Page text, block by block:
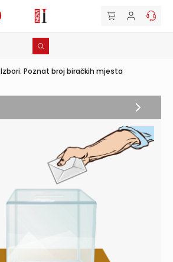
Izbori: Poznat broj biračkih mjesta